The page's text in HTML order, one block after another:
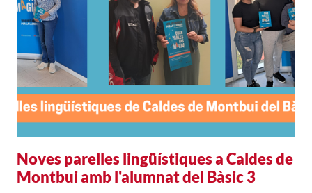
Noves parelles lingüístiques a Caldes de
Montbui amb l'alumnat del Bàsic 3